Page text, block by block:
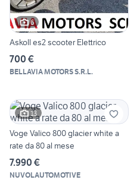
6
Askoll es2 scooter Elettrico
700 €
BELLAVIA MOTORS S.R.L.
13
Voge Valico 800 glacier white a
rate da 80 al mese
7.990 €
NUVOLAUTOMOTIVE